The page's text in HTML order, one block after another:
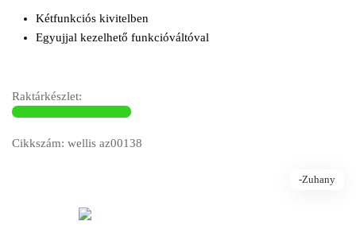
Kétfunkciós kivitelben
Egyujjal kezelhető funkcióváltóval
Raktárkészlet:
Cikkszám: wellis az00138
-Zuhany